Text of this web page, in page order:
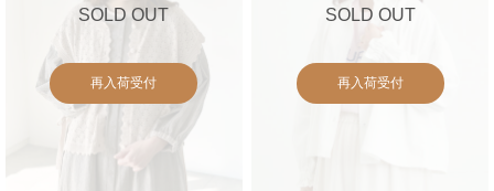
SOLD OUT
再入荷受付
SOLD OUT
再入荷受付